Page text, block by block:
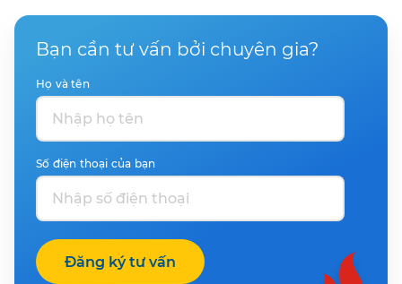
Doanh nghiệp chúng tôi muốn trở thành công ty
Doanh nghiệp cần chuẩn bị gì để mở rộng sản xuất
kinh doanh?
Dịch vụ mà PSI cung cấp mang lại những sự khác
biệt gì cho Đối tác/Khách hàng?
Bạn cần tư vấn bởi chuyên gia?
Họ và tên
Số điện thoại của bạn
Đăng ký tư vấn